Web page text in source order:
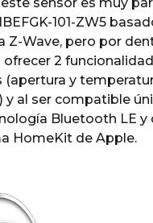
101-ZW5
Z-Wave, pero por
2
(apertura y
y al ser compatible
Bluetooth LE y
HomeKit de Apple.